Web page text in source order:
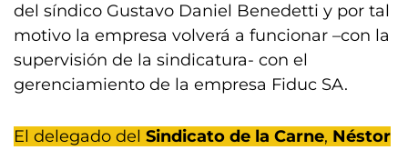
del síndico Gustavo Daniel Benedetti y por tal
motivo la empresa volverá a funcionar –con la
supervisión de la sindicatura- con el
gerenciamiento de la empresa Fiduc SA.
El delegado del Sindicato de la Carne, Néstor